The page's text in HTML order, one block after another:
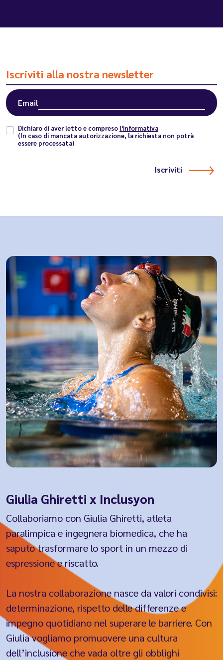
Iscriviti alla nostra newsletter
Email
Dichiaro di aver letto e compreso l'informativa
(In caso di mancata autorizzazione, la richiesta non potrà
essere processata)
Iscriviti
Giulia Ghiretti x Inclusyon
Collaboriamo con Giulia Ghiretti, atleta
paralimpica e ingegnera biomedica, che ha
saputo trasformare lo sport in un mezzo di
espressione e riscatto.
La nostra collaborazione nasce da valori condivisi:
determinazione, rispetto delle differenze e
impegno quotidiano nel superare le barriere. Con
Giulia vogliamo promuovere una cultura
dell’inclusione che vada oltre gli obblighi